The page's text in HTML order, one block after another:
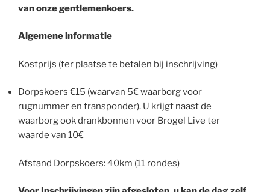
van onze gentlemenkoers.
Algemene informatie
Kostprijs (ter plaatse te betalen bij inschrijving)
Dorpskoers €15 (waarvan 5€ waarborg voor
rugnummer en transponder). U krijgt naast de
waarborg ook drankbonnen voor Brogel Live ter
waarde van 10€
Afstand Dorpskoers: 40km (11 rondes)